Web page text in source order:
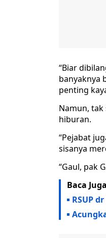
“Biar
banyaknya
penting
Namun,
hiburan.
“Pejabat
sisanya
“Gaul, pak
Baca
RSUP